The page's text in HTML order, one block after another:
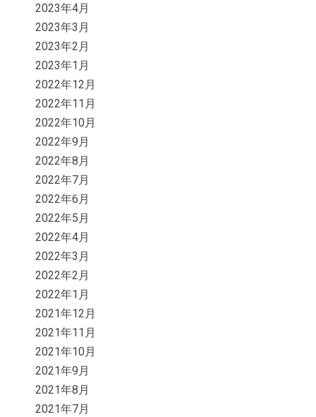
2023年4月
2023年3月
2023年2月
2023年1月
2022年12月
2022年11月
2022年10月
2022年9月
2022年8月
2022年7月
2022年6月
2022年5月
2022年4月
2022年3月
2022年2月
2022年1月
2021年12月
2021年11月
2021年10月
2021年9月
2021年8月
2021年7月